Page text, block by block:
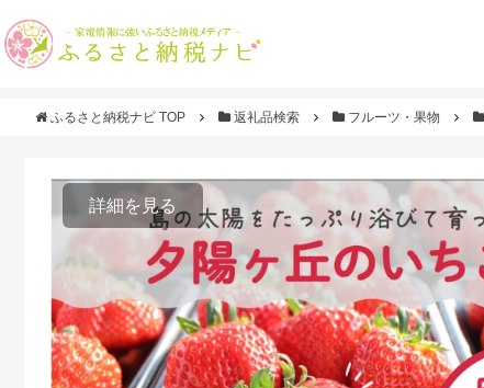
ふるさと納税ナビ TOP 返礼品検索 フルーツ・果物
詳細を見る